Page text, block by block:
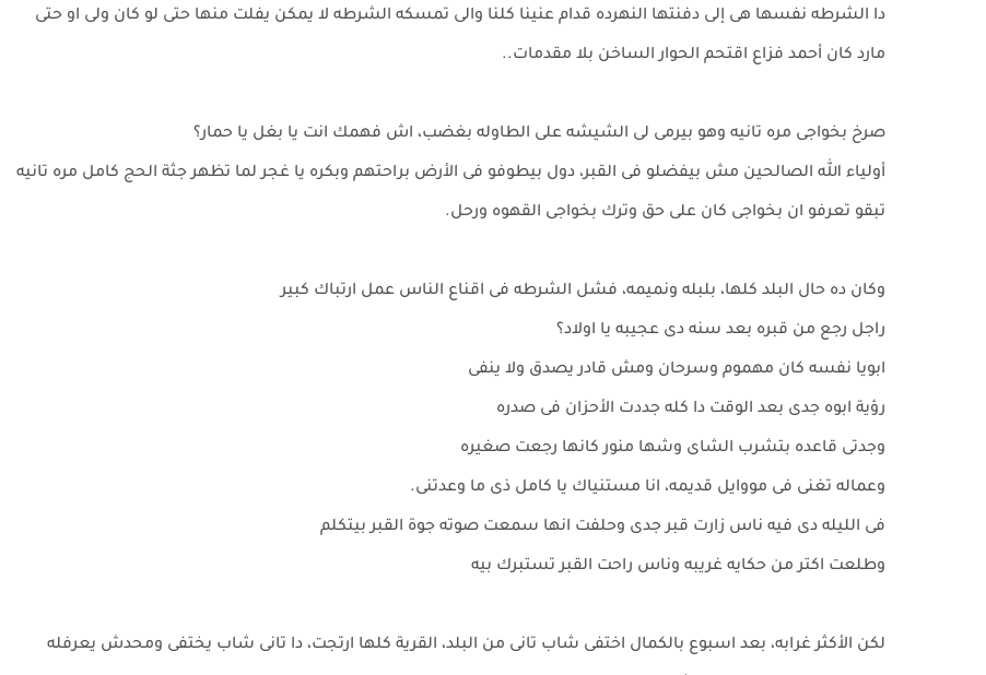
دا الشرطه نفسها هى إلى دفنتها النهرده قدام عنينا كلنا والى تمسكه الشرطه لا يمكن يفلت منها حتى لو كان ولى او حتى
مارد كان أحمد فزاع اقتحم الحوار الساخن بلا مقدمات..
صرخ بخواجى مره تانيه وهو بيرمى لى الشيشه على الطاوله بغضب، اش فهمك انت يا بغل يا حمار؟
أولياء الله الصالحين مش بيفضلو فى القبر، دول بيطوفو فى الأرض براحتهم وبكره يا غجر لما تظهر جثة الحج كامل مره تانيه
تبقو تعرفو ان بخواجى كان على حق وترك بخواجى القهوه ورحل.
وكان ده حال البلد كلها، بلبله ونميمه، فشل الشرطه فى اقناع الناس عمل ارتباك كبير
راجل رجع من قبره بعد سنه دى عجيبه يا اولاد؟
ابويا نفسه كان مهموم وسرحان ومش قادر يصدق ولا ينفى
رؤية ابوه جدى بعد الوقت دا كله جددت الأحزان فى صدره
وجدتى قاعده بتشرب الشاى وشها منور كانها رجعت صغيره
وعماله تغنى فى مووايل قديمه، انا مستنياك يا كامل ذى ما وعدتنى.
فى الليله دى فيه ناس زارت قبر جدى وحلفت انها سمعت صوته جوة القبر بيتكلم
وطلعت اكتر من حكايه غريبه وناس راحت القبر تستبرك بيه
لكن الأكثر غرابه، بعد اسبوع بالكمال اختفى شاب تانى من البلد، القرية كلها ارتجت، دا تانى شاب يختفى ومحدش يعرفله